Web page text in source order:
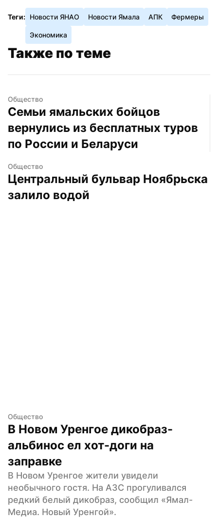
Теги: Новости ЯНАО Новости Ямала АПК Фермеры
Экономика
Также по теме
Общество
Семьи ямальских бойцов
вернулись из бесплатных туров
по России и Беларуси
Общество
Центральный бульвар Ноябрьска
залило водой
Общество
В Новом Уренгое дикобраз-
альбинос ел хот-доги на
заправке
В Новом Уренгое жители увидели
необычного гостя. На АЗС прогуливался
редкий белый дикобраз, сообщил «Ямал-
Медиа. Новый Уренгой».